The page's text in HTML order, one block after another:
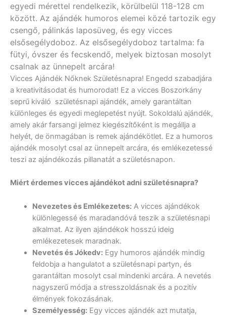
egyedi mérettel rendelkezik, körülbelül 118-128 cm
között. Az ajándék humoros elemei közé tartozik egy
csengő, pálinkás laposüveg, és egy vicces
elsősegélydoboz. Az elsősegélydoboz tartalma: fa
fütyi, óvszer és fecskendő, melyek biztosan mosolyt
csalnak az ünnepelt arcára!
Vicces Ajándék Nőknek Születésnapra! Engedd szabadjára
a kreativitásodat és humorodat! Ez a vicces Boszorkány
seprű kiváló születésnapi ajándék, amely garantáltan
különleges és egyedi meglepetést nyújt. Sokoldalú ajándék,
amely akár farsangi jelmez kiegészítőként is megállja a
helyét, de önmagában is remek ajándékötlet. Ez a humoros
ajándék mosolyt csal az ünnepelt arcára, és emlékezetessé
teszi az ajándékozás pillanatát a születésnapon.
Miért érdemes vicces ajándékot adni születésnapra?
Nevezetes és Emlékezetes:A vicces ajándékok
különlegessé és maradandóvá teszik a születésnapi
alkalmat. Az ilyen ajándékok hosszú ideig
emlékezetesek maradnak.
Nevetés és Jókedv:Egy humoros ajándék mindig
feldobja a hangulatot a születésnapi partyn, és
garantáltan mosolyt csal mindenki arcára. A nevetés
nagyszerű módja a stresszoldásnak és a pozitív
élmények fokozásának.
Személyesség:Egy vicces ajándék azt mutatja,